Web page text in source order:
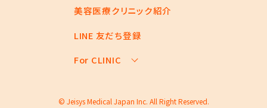
美容医療のスケジュール
お悩みからコラムをさがす
コラム一覧
美容医療クリニック紹介
LINE 友だち登録
For CLINIC
クリニック登録の お申し込み
© Jeisys Medical Japan Inc. All Right Reserved.